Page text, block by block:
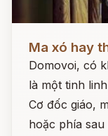
Ma xó hay
Domovoi, có
là một tinh
Cơ đốc giáo,
hoặc phía